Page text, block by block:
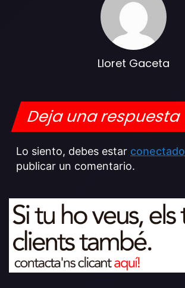
Lloret Gaceta
Deja una respuesta
Lo siento, debes estar conectado
publicar un comentario.